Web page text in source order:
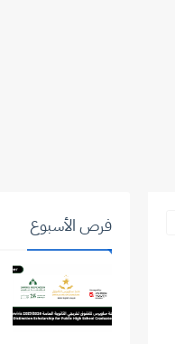
فرص الأسبوع